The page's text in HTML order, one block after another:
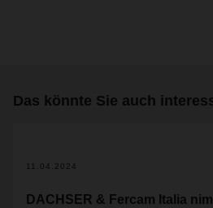
Das könnte Sie auch
11.04.2024
DACHSER & Fercam Italia